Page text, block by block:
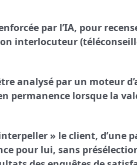
par l’IA, pour
interlocuteur
analysé par un moteur
permanence lorsque la
» le client, d’une
pour lui, sans